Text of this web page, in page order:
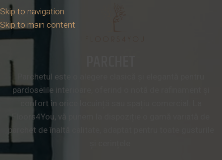
Skip to navigation
Skip to main content
Parchetul este o alegere clasică și elegantă pentru
pardoselile interioare, oferind o notă de rafinament și
confort în orice locuință sau spațiu comercial. La
Floors4You, vă punem la dispoziție o gamă variată de
parchet de înaltă calitate, adaptat pentru toate gusturile